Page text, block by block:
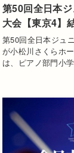
第50回全日本
大会【東京4】
第50回全日本ジュ
が小松川さくらホ
は、ピアノ部門小